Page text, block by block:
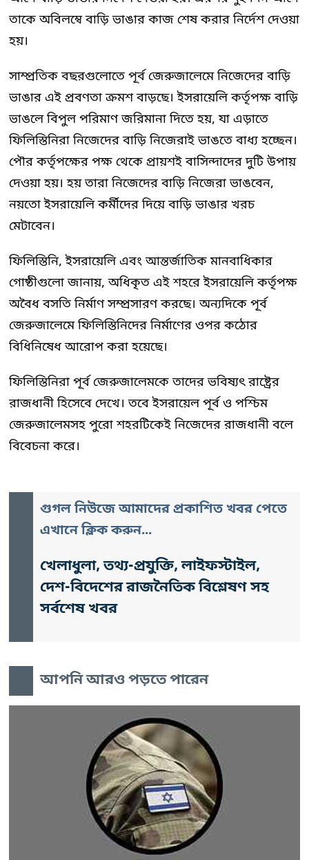
তাকে অবিলম্বে বাড়ি ভাঙার কাজ শেষ করার নির্দেশ দেওয়া
হয়।
সাম্প্রতিক বছরগুলোতে পূর্ব জেরুজালেমে নিজেদের বাড়ি
ভাঙার এই প্রবণতা ক্রমশ বাড়ছে। ইসরায়েলি কর্তৃপক্ষ বাড়ি
ভাঙলে বিপুল পরিমাণ জরিমানা দিতে হয়, যা এড়াতে
ফিলিস্তিনিরা নিজেদের বাড়ি নিজেরাই ভাঙতে বাধ্য হচ্ছেন।
পৌর কর্তৃপক্ষের পক্ষ থেকে প্রায়শই বাসিন্দাদের দুটি উপায়
দেওয়া হয়। হয় তারা নিজেদের বাড়ি নিজেরা ভাঙবেন,
নয়তো ইসরায়েলি কর্মীদের দিয়ে বাড়ি ভাঙার খরচ
মেটাবেন।
ফিলিস্তিনি, ইসরায়েলি এবং আন্তর্জাতিক মানবাধিকার
গোষ্ঠীগুলো জানায়, অধিকৃত এই শহরে ইসরায়েলি কর্তৃপক্ষ
অবৈধ বসতি নির্মাণ সম্প্রসারণ করছে। অন্যদিকে পূর্ব
জেরুজালেমে ফিলিস্তিনিদের নির্মাণের ওপর কঠোর
বিধিনিষেধ আরোপ করা হয়েছে।
ফিলিস্তিনিরা পূর্ব জেরুজালেমকে তাদের ভবিষ্যৎ রাষ্ট্রের
রাজধানী হিসেবে দেখে। তবে ইসরায়েল পূর্ব ও পশ্চিম
জেরুজালেমসহ পুরো শহরটিকেই নিজেদের রাজধানী বলে
বিবেচনা করে।
গুগল নিউজে আমাদের প্রকাশিত খবর পেতে
এখানে ক্লিক করুন...
খেলাধুলা, তথ্য-প্রযুক্তি, লাইফস্টাইল,
দেশ-বিদেশের রাজনৈতিক বিশ্লেষণ সহ
সর্বশেষ খবর
আপনি আরও পড়তে পারেন